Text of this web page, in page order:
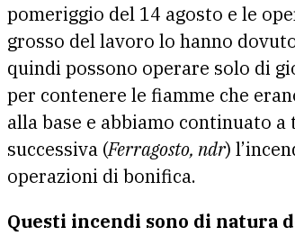
pomeriggio del 14 agosto e le
grosso del lavoro lo hanno
quindi possono operare solo di
per contenere le fiamme che
alla base e abbiamo continuato
successiva (Ferragosto, ndr)
operazioni di bonifica.
Questi incendi sono di natura